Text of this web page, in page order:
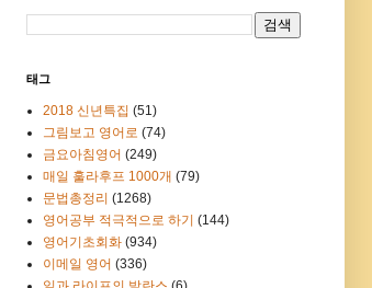
태그
2018 신년특집 (51)
그림보고 영어로 (74)
금요아침영어 (249)
매일 훌라후프 1000개 (79)
문법총정리 (1268)
영어공부 적극적으로 하기 (144)
영어기초회화 (934)
이메일 영어 (336)